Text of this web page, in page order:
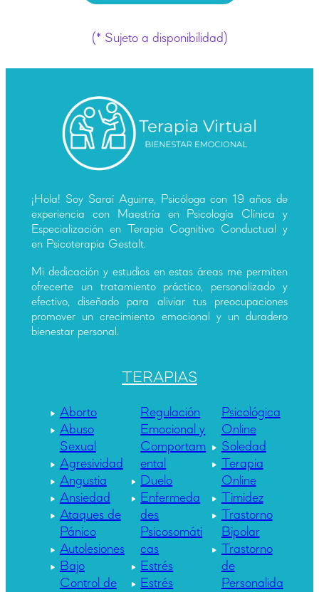
(* Sujeto a disponibilidad)
¡Hola! Soy Saraí Aguirre, Psicóloga con 19 años de
experiencia con Maestría en Psicología Clínica y
Especialización en Terapia Cognitivo Conductual y
en Psicoterapia Gestalt.
Mi dedicación y estudios en estas áreas me permiten
ofrecerte un tratamiento práctico, personalizado y
efectivo, diseñado para aliviar tus preocupaciones
promover un crecimiento emocional y un duradero
bienestar personal.
TERAPIAS
Aborto
Abuso
Sexual
Agresividad
Angustia
Ansiedad
Ataques de
Pánico
Autolesiones
Bajo
Control de
Regulación
Emocional y
Comportam
ental
Duelo
Enfermeda
des
Psicosomáti
cas
Estrés
Estrés
Psicológica
Online
Soledad
Terapia
Online
Timidez
Trastorno
Bipolar
Trastorno
de
Personalida